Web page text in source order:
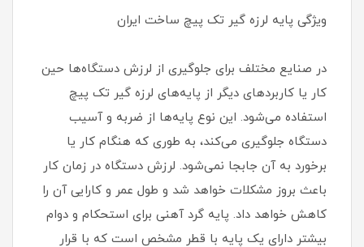
ویژگی پایه لرزه گیر تک پیچ ساخت ایران
در صنایع مختلف برای جلوگیری از لرزش دستگاه‌ها حین
کار یا کاربردهای دیگر از پایه‌های لرزه گیر تک پیچ
استفاده می‌شود. این نوع پایه‌ها از ضربه و آسیب
دستگاه جلوگیری می‌کند، به طوری که هنگام کار یا
برخورد به آن جابجا نمی‌شود. لرزش دستگاه در زمان کار
باعث بروز مشکلات خواهد شد و طول عمر و کارایی آن را
کاهش خواهد داد. پایه گرد آهنی برای استحکام و دوام
بیشتر دارای یک پایه با قطر مشخص است که با قرار